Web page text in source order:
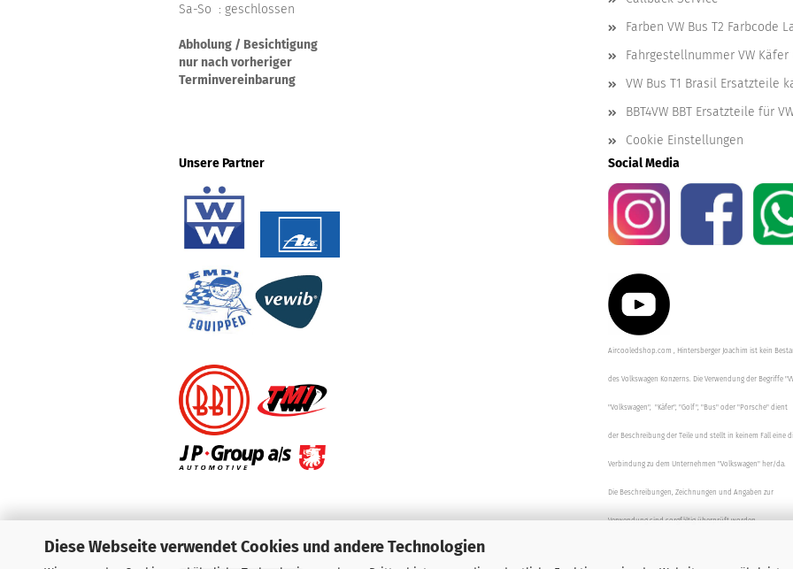
Diese Webseite verwendet Cookies und andere Technologien
Sa-So : geschlossen
Abholung / Besichtigung
nur nach vorheriger
Terminvereinbarung
Farben VW Bus T2 Farbcode
Fahrgestellnummer VW Käfer
VW Bus T1 Brasil Ersatzteile
BBT4VW BBT Ersatzteile für
Cookie Einstellungen
Unsere Partner
Social Media
Aircooledshop.com , Hintersberger Joachim ist kein
des Volkswagen Konzerns. Die Verwendung der Begriffe
"Volkswagen", "Käfer", "Golf", "Bus" oder "Porsche" dient
der Beschreibung der Teile und stellt in keinem Fall eine
Verbindung zu dem Unternehmen "Volkswagen" her/da.
Die Beschreibungen, Zeichnungen und Angaben zur
Verwendung sind sorgfältig überprüft worden.